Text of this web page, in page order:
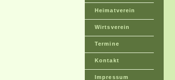
Heimatverein
Wirtsverein
Termine
Kontakt
Impressum